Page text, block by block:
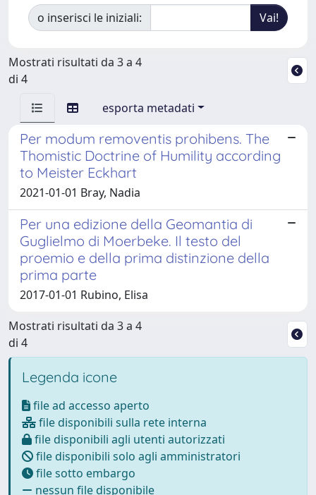
o inserisci le iniziali:
Mostrati risultati da 3 a 4
di 4
esporta metadati
Per modum removentis prohibens. The
Thomistic Doctrine of Humility according
to Meister Eckhart
2021-01-01 Bray, Nadia
Per una edizione della Geomantia di
Guglielmo di Moerbeke. Il testo del
proemio e della prima distinzione della
prima parte
2017-01-01 Rubino, Elisa
Mostrati risultati da 3 a 4
di 4
Legenda icone
file ad accesso aperto
file disponibili sulla rete interna
file disponibili agli utenti autorizzati
file disponibili solo agli amministratori
file sotto embargo
nessun file disponibile